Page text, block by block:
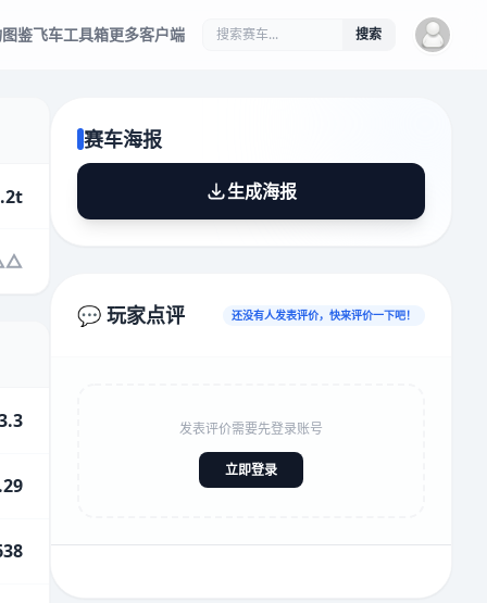
鉴飞车工具箱更多客户端 搜索
赛车海报
生成海报
💬 玩家点评 还没有人发表评价，快来评价一下吧！
发表评价需要先登录账号
立即登录